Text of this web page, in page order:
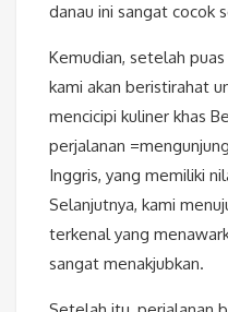
danau ini sangat cocok
Kemudian, setelah
kami akan beristirahat
mencicipi kuliner khas
perjalanan
Inggris, yang memiliki
Selanjutnya, kami
terkenal yang
sangat menakjubkan.